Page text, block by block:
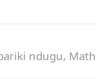
ndugu,